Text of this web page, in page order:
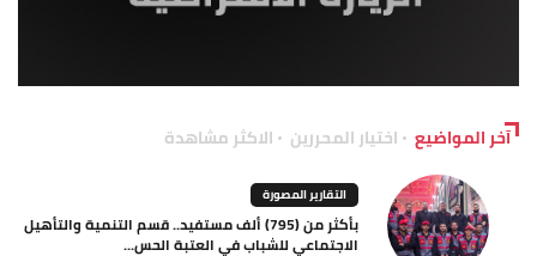
آخر المواضيع اختيار المحررين الاكثر مشاهدة
التقارير المصورة
بأكثر من (795) ألف مستفيد.. قسم التنمية والتأهيل
الاجتماعي للشباب في العتبة الحس...